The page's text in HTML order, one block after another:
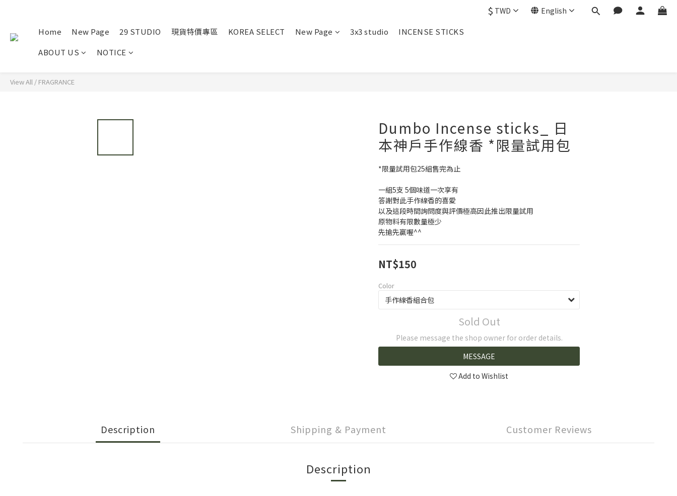
$ TWD English
Home New Page 29 STUDIO 現貨特價專區 KOREA SELECT New Page 3x3 studio
INCENSE STICKS
ABOUT US
NOTICE
View All / FRAGRANCE
Dumbo Incense sticks_ 日
本神戶手作線香 *限量試用包
*限量試用包25組售完為止
一組5支 5個味道一次享有
答謝對此手作線香的喜愛
以及這段時間詢問度與評價極高因此推出限量試用
原物料有限數量極少
先搶先贏喔^^
NT$150
Color
Sold Out
Please message the shop owner for order details.
MESSAGE
Add to Wishlist
Description Shipping & Payment Customer Reviews
Description